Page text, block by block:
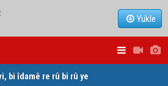
Yükle
bi îdamê re rû bi rû ye